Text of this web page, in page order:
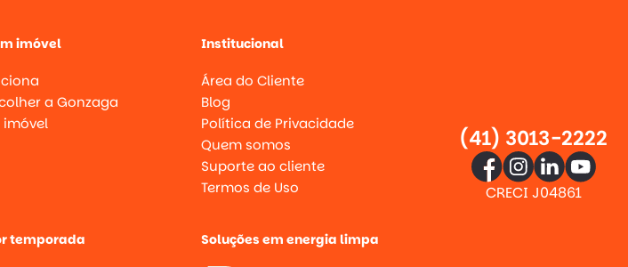
imóvel
a Gonzaga
Institucional
Área do Cliente
Blog
Política de Privacidade
Quem somos
Suporte ao cliente
Termos de Uso
temporada Soluções em energia limpa
(41) 3013-2222
CRECI J04861